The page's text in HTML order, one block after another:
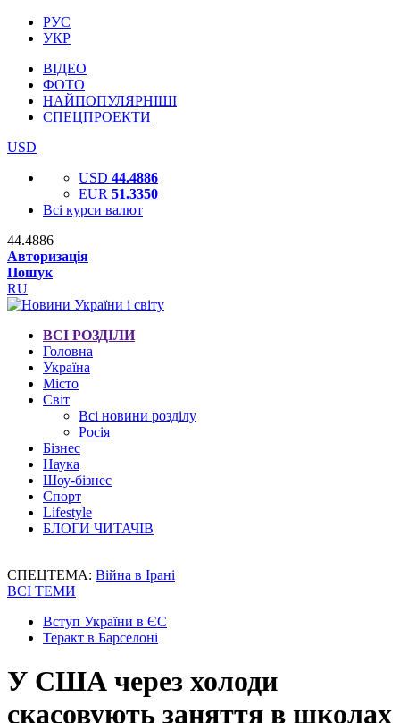
РУС
УКР
ВІДЕО
ФОТО
НАЙПОПУЛЯРНІШІ
СПЕЦПРОЕКТИ
USD
USD 44.4886
EUR 51.3350
Всі курси валют
44.4886
Авторизація
Пошук
RU
ВСІ РОЗДІЛИ
Головна
Україна
Місто
Світ
Всі новини розділу
Росія
Бізнес
Наука
Шоу-бізнес
Спорт
Lifestyle
БЛОГИ ЧИТАЧІВ
СПЕЦТЕМА: Війна в Ірані
ВСІ ТЕМИ
Вступ України в ЄС
Теракт в Барселоні
У США через холоди
скасовують заняття в школах